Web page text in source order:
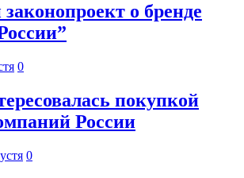
о бренде
0
покупкой
России
0